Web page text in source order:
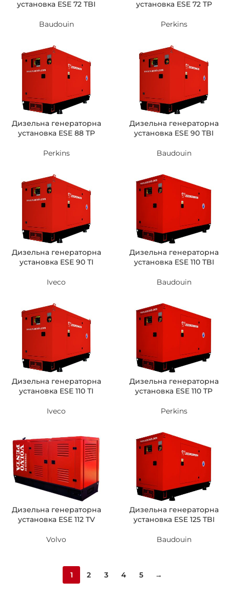
установка ESE 72 TBI
Baudouin
установка ESE 72 TP
Perkins
Дизельна генераторна
установка ESE 88 TP
Perkins
Дизельна генераторна
установка ESE 90 TBI
Baudouin
Дизельна генераторна
установка ESE 90 TI
Iveco
Дизельна генераторна
установка ESE 110 TBI
Baudouin
Дизельна генераторна
установка ESE 110 TI
Iveco
Дизельна генераторна
установка ESE 110 TP
Perkins
Дизельна генераторна
установка ESE 112 TV
Volvo
Дизельна генераторна
установка ESE 125 TBI
Baudouin
1 2 3 4 5 →